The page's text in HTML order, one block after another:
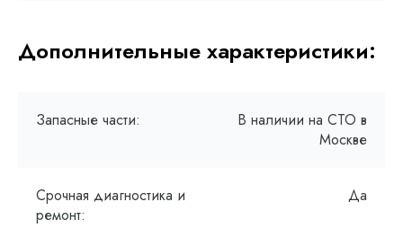
Дополнительные характеристики:
Запасные части:
В наличии на СТО в
Москве
Срочная диагностика и
ремонт:
Да